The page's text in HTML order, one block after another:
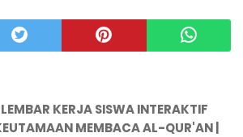
KERJA SISWA INTERAKTIF
MEMBACA AL-QUR'AN |